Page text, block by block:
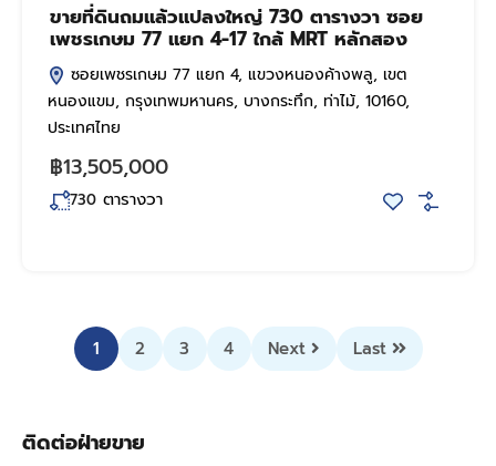
ขายที่ดินถมแล้วแปลงใหญ่ 730 ตารางวา ซอย
เพชรเกษม 77 แยก 4-17 ใกล้ MRT หลักสอง
ซอยเพชรเกษม 77 แยก 4, แขวงหนองค้างพลู, เขต
หนองแขม, กรุงเทพมหานคร, บางกระทึก, ท่าไม้, 10160,
ประเทศไทย
฿13,505,000
730 ตารางวา
1 2 3 4 Next Last
ติดต่อฝ่ายขาย